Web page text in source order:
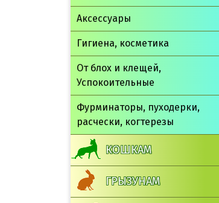
Аксессуары
Гигиена, косметика
От блох и клещей,
Успокоительные
Фурминаторы, пуходерки,
расчески, когтерезы
КОШКАМ
ГРЫЗУНАМ